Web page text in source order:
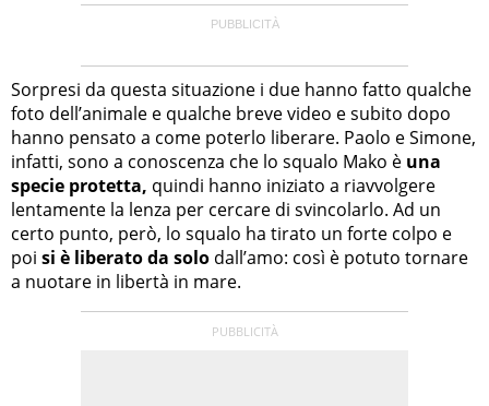
Sorpresi da questa situazione i due hanno fatto qualche
foto dell’animale e qualche breve video e subito dopo
hanno pensato a come poterlo liberare. Paolo e Simone,
infatti, sono a conoscenza che lo squalo Mako è una
specie protetta, quindi hanno iniziato a riavvolgere
lentamente la lenza per cercare di svincolarlo. Ad un
certo punto, però, lo squalo ha tirato un forte colpo e
poi si è liberato da solo dall’amo: così è potuto tornare
a nuotare in libertà in mare.